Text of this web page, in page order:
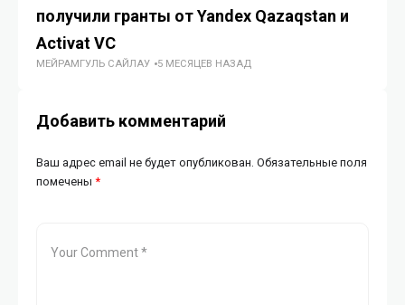
получили гранты от Yandex Qazaqstan и
Activat VC
МЕЙРАМГУЛЬ САЙЛАУ 5 МЕСЯЦЕВ НАЗАД
Добавить комментарий
Ваш адрес email не будет опубликован. Обязательные поля
помечены *